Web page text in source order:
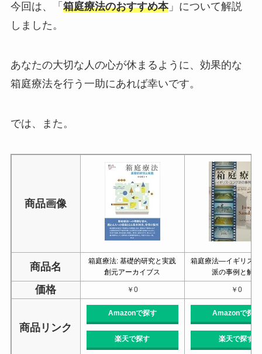
今回は、「 箱庭療法のおすすめ本」について解説
しました。
あなたの大切な人の心が休まるように、効果的な
箱庭療法を行う一助にあれば幸いです。
では、また。
商品画像
商品名
箱庭療法: 基礎的研究と実践
創元アーカイブス
箱庭療法―イギリス・
派の事例と解釈
価格 ￥0 ￥0
商品リンク
Amazonで探す
楽天で探す
Amazonで探す
楽天で探す